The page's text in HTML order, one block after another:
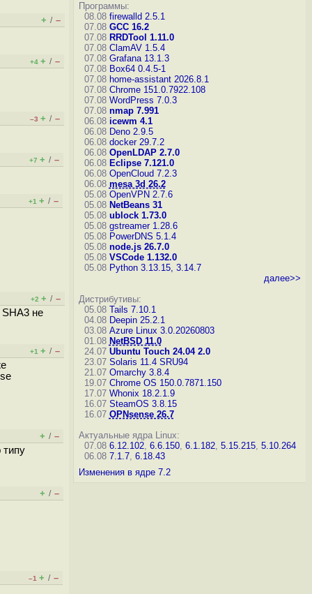
+ / –
+4 + / –
–3 + / –
+7 + / –
+1 + / –
+2 + / –
не
+1 + / –
+ / –
+ / –
–1 + / –
Программы:
08.08 firewalld 2.5.1
07.08 GCC 16.2
07.08 RRDTool 1.11.0
07.08 ClamAV 1.5.4
07.08 Grafana 13.1.3
07.08 Box64 0.4.5-1
07.08 home-assistant 2026.8.1
07.08 Chrome 151.0.7922.108
07.08 WordPress 7.0.3
07.08 nmap 7.991
06.08 icewm 4.1
06.08 Deno 2.9.5
06.08 docker 29.7.2
06.08 OpenLDAP 2.7.0
06.08 Eclipse 7.121.0
06.08 OpenCloud 7.2.3
06.08 mesa 3d 26.2
05.08 OpenVPN 2.7.6
05.08 NetBeans 31
05.08 ublock 1.73.0
05.08 gstreamer 1.28.6
05.08 PowerDNS 5.1.4
05.08 node.js 26.7.0
05.08 VSCode 1.132.0
05.08 Python 3.13.15, 3.14.7
далее>>
Дистрибутивы:
05.08 Tails 7.10.1
04.08 Deepin 25.2.1
03.08 Azure Linux 3.0.20260803
01.08 NetBSD 11.0
24.07 Ubuntu Touch 24.04 2.0
23.07 Solaris 11.4 SRU94
21.07 Omarchy 3.8.4
19.07 Chrome OS 150.0.7871.150
17.07 Whonix 18.2.1.9
16.07 SteamOS 3.8.15
16.07 OPNsense 26.7
Актуальные ядра Linux:
07.08 6.12.102, 6.6.150, 6.1.182, 5.15.215, 5.10.264
06.08 7.1.7, 6.18.43
Изменения в ядре 7.2